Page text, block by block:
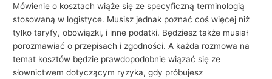
Mówienie o kosztach wiąże się ze specyficzną terminologią
stosowaną w logistyce. Musisz jednak poznać coś więcej niż
tylko taryfy, obowiązki, i inne podatki. Będziesz także musiał
porozmawiać o przepisach i zgodności. A każda rozmowa na
temat kosztów będzie prawdopodobnie wiązać się ze
słownictwem dotyczącym ryzyka, gdy próbujesz